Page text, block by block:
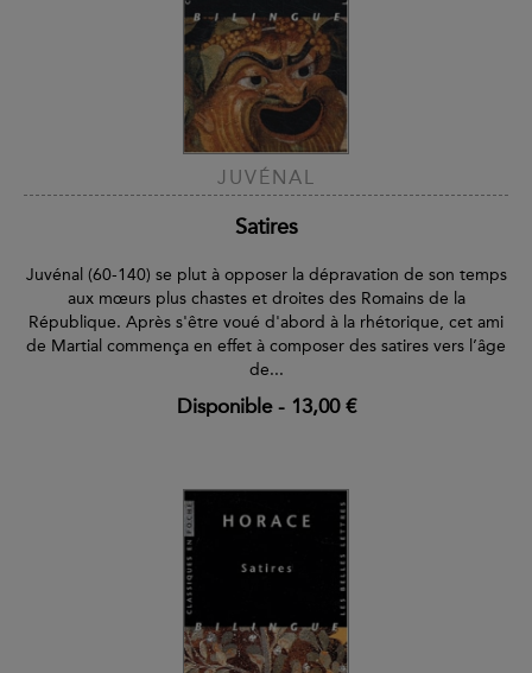
JUVÉNAL
Satires
Juvénal (60-140) se plut à opposer la dépravation de son temps
aux mœurs plus chastes et droites des Romains de la
République. Après s'être voué d'abord à la rhétorique, cet ami
de Martial commença en effet à composer des satires vers l’âge
de...
Disponible- 13,00 €